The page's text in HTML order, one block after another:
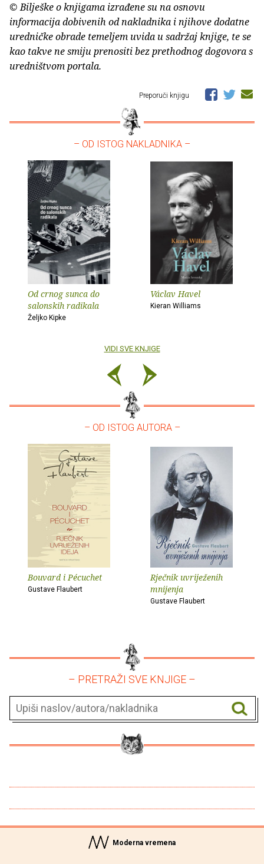
© Bilješke o knjigama izrađene su na osnovu
informacija dobivenih od nakladnika i njihove dodatne
uredničke obrade temeljem uvida u sadržaj knjige, te se
kao takve ne smiju prenositi bez prethodnog dogovora s
uredništvom portala.
Preporuči knjigu
– OD ISTOG NAKLADNIKA –
Od crnog sunca do
salonskih radikala
Željko Kipke
Václav Havel
Kieran Williams
VIDI SVE KNJIGE
– OD ISTOG AUTORA –
Bouvard i Pécuchet
Gustave Flaubert
Rječnik uvriježenih
mnijenja
Gustave Flaubert
– PRETRAŽI SVE KNJIGE –
Moderna vremena